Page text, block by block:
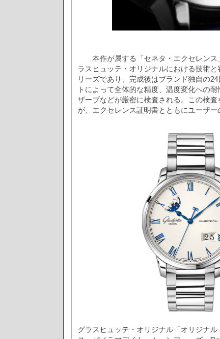
本作が属する「セネタ・エクセレンス
ラスヒュッテ・オリジナルにおける技術
リーズであり、完成後はブランド独自の
トによって全体的な精度、温度変化への
ザーブなどが厳密に検査される。この検
が、エクセレンス証明書とともにユーザ
グラスヒュッテ・オリジナル「オリジナ